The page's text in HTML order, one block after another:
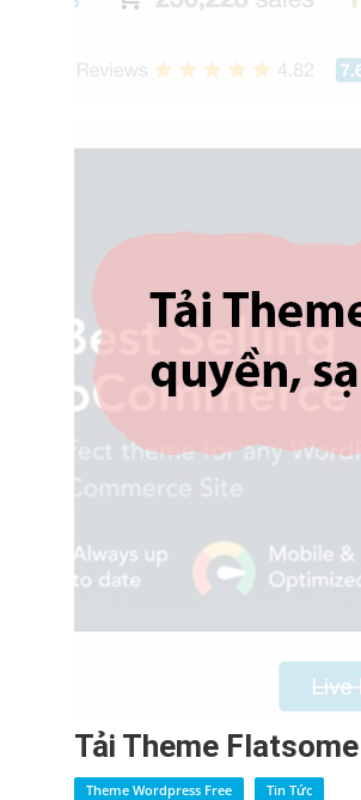
Tải Theme
Theme Wordpress Free Tin Tức